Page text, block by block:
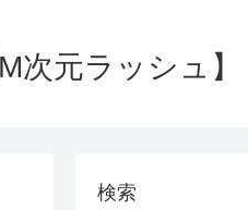
次元ラッシュ】
検索